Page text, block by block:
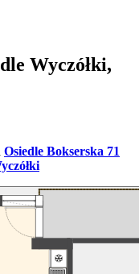
Wyczółki,
Osiedle Bokserska 71